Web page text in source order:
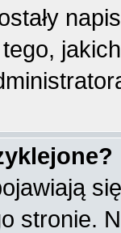
stronie.